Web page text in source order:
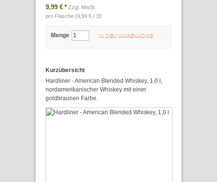
9,99 € * Zzgl. MwSt.
pro Flasche (9,99 € / 1l)
Menge IN DEN WARENKORB
Kurzübersicht
Hardliner - American Blended Whiskey, 1,0 l,
nordamerikanischer Whiskey mit einer
goldbraunen Farbe.